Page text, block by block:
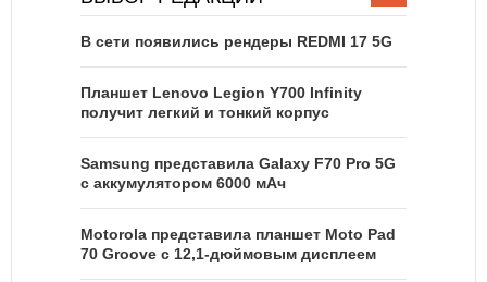
В сети появились рендеры REDMI 17 5G
Планшет Lenovo Legion Y700 Infinity
получит легкий и тонкий корпус
Samsung представила Galaxy F70 Pro 5G
с аккумулятором 6000 мАч
Motorola представила планшет Moto Pad
70 Groove с 12,1-дюймовым дисплеем